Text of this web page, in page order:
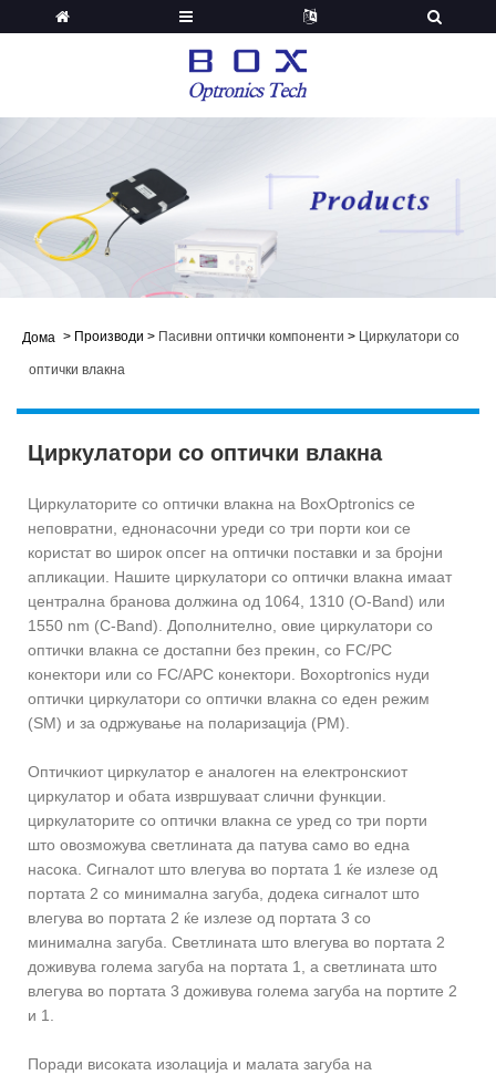
Дома > Производи > Пасивни оптички компоненти > Циркулатори со
оптички влакна
Циркулатори со оптички влакна
Циркулаторите со оптички влакна на BoxOptronics се
неповратни, еднонасочни уреди со три порти кои се
користат во широк опсег на оптички поставки и за бројни
апликации. Нашите циркулатори со оптички влакна имаат
централна бранова должина од 1064, 1310 (O-Band) или
1550 nm (C-Band). Дополнително, овие циркулатори со
оптички влакна се достапни без прекин, со FC/PC
конектори или со FC/APC конектори. Boxoptronics нуди
оптички циркулатори со оптички влакна со еден режим
(SM) и за одржување на поларизација (PM).
Оптичкиот циркулатор е аналоген на електронскиот
циркулатор и обата извршуваат слични функции.
циркулаторите со оптички влакна се уред со три порти
што овозможува светлината да патува само во една
насока. Сигналот што влегува во портата 1 ќе излезе од
портата 2 со минимална загуба, додека сигналот што
влегува во портата 2 ќе излезе од портата 3 со
минимална загуба. Светлината што влегува во портата 2
доживува голема загуба на портата 1, а светлината што
влегува во портата 3 доживува голема загуба на портите 2
и 1.
Поради високата изолација и малата загуба на